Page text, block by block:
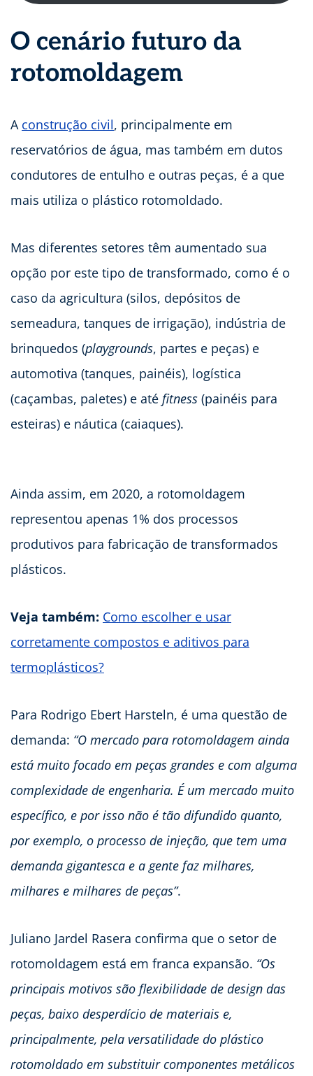
O cenário futuro da
rotomoldagem
A construção civil, principalmente em
reservatórios de água, mas também em dutos
condutores de entulho e outras peças, é a que
mais utiliza o plástico rotomoldado.
Mas diferentes setores têm aumentado sua
opção por este tipo de transformado, como é o
caso da agricultura (silos, depósitos de
semeadura, tanques de irrigação), indústria de
brinquedos (playgrounds, partes e peças) e
automotiva (tanques, painéis), logística
(caçambas, paletes) e até fitness (painéis para
esteiras) e náutica (caiaques).
Ainda assim, em 2020, a rotomoldagem
representou apenas 1% dos processos
produtivos para fabricação de transformados
plásticos.
Veja também: Como escolher e usar
corretamente compostos e aditivos para
termoplásticos?
Para Rodrigo Ebert Harsteln, é uma questão de
demanda: “O mercado para rotomoldagem ainda
está muito focado em peças grandes e com alguma
complexidade de engenharia. É um mercado muito
específico, e por isso não é tão difundido quanto,
por exemplo, o processo de injeção, que tem uma
demanda gigantesca e a gente faz milhares,
milhares e milhares de peças”.
Juliano Jardel Rasera confirma que o setor de
rotomoldagem está em franca expansão. “Os
principais motivos são flexibilidade de design das
peças, baixo desperdício de materiais e,
principalmente, pela versatilidade do plástico
rotomoldado em substituir componentes metálicos